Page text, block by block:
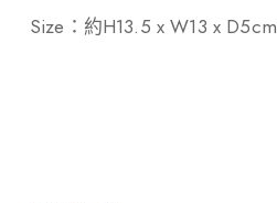
Size：約H13.5 x W13 x D5cm